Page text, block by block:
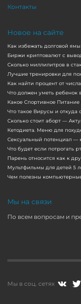
Контакты
Новое на сайте
Как избежать долговой
Биржи криптовалют с
Сколько миллилитров в
Лучшие тренировки для
Как найти процент от числа
Что должен уметь ребенок
Какое Спортивное Питание
Что такое Вирусы и откуда
Сколько стоит аборт —
Кетодиета. Меню для
Сексуальный потенциал —
Что будет если потрогать
Парень относится как к
Мультфильмы для детей 5
Чем полезны
Мы на связи
По всем вопросам и
Мы в соц. сетях